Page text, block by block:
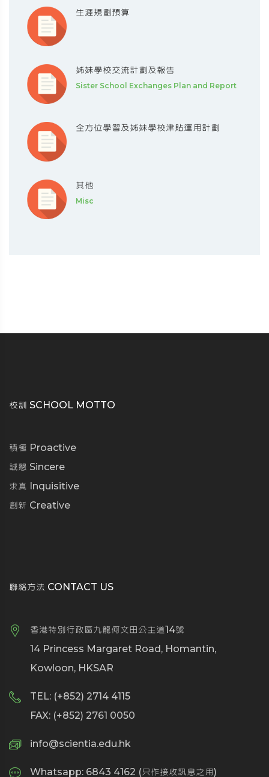
生涯規劃預算
姊妹學校交流計劃及報告
Sister School Exchanges Plan and Report
全方位學習及姊妹學校津貼運用計劃
其他
Misc
校訓 SCHOOL MOTTO
積極 Proactive
誠懇 Sincere
求真 Inquisitive
創新 Creative
聯絡方法 CONTACT US
香港特別行政區九龍何文田公主道14號
14 Princess Margaret Road, Homantin,
Kowloon, HKSAR
TEL: (+852) 2714 4115
FAX: (+852) 2761 0050
info@scientia.edu.hk
Whatsapp: 6843 4162 (只作接收訊息之用)